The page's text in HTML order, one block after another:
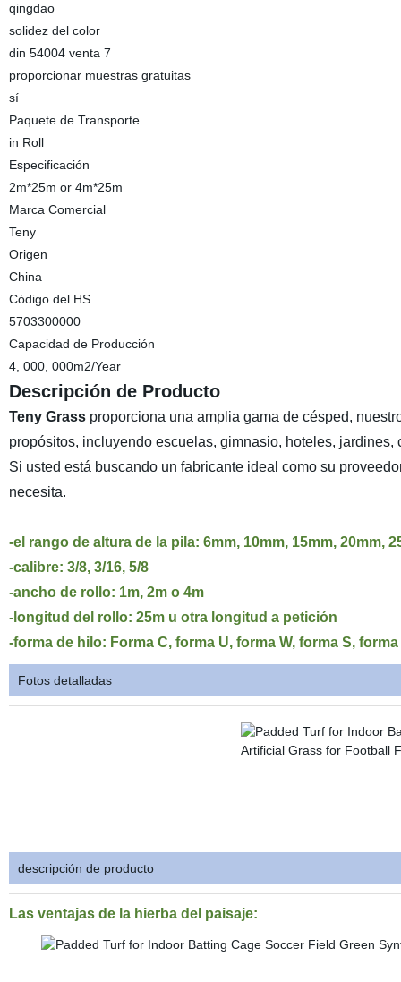
qingdao
solidez del color
din 54004 venta 7
proporcionar muestras gratuitas
sí
Paquete de Transporte
in Roll
Especificación
2m*25m or 4m*25m
Marca Comercial
Teny
Origen
China
Código del HS
5703300000
Capacidad de Producción
4, 000, 000m2/Year
Descripción de Producto
Teny Grassproporciona una amplia gama de césped,
propósitos, incluyendo escuelas, gimnasio, hoteles, jardines,
Si usted está buscando un fabricante ideal como su
necesita.
-el rango de altura de la pila: 6mm, 10mm, 15mm, 20mm,
-calibre: 3/8, 3/16, 5/8
-ancho de rollo: 1m, 2m o 4m
-longitud del rollo: 25m u otra longitud a petición
-forma de hilo: Forma C, forma U, forma W, forma S,
Fotos detalladas
descripción de producto
Las ventajas de la hierba del paisaje: